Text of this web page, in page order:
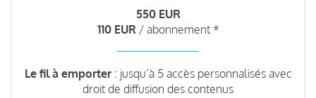
550 EUR
110 EUR / abonnement *
Le fil à emporter: jusqu’à 5 accès personnalisés avec
droit de diffusion des contenus